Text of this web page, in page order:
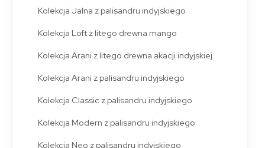
Kolekcja Jalna z palisandru indyjskiego
Kolekcja Loft z litego drewna mango
Kolekcja Arani z litego drewna akacji indyjskiej
Kolekcja Arani z palisandru indyjskiego
Kolekcja Classic z palisandru indyjskiego
Kolekcja Modern z palisandru indyjskiego
Kolekcja Neo z palisandru indyjskiego